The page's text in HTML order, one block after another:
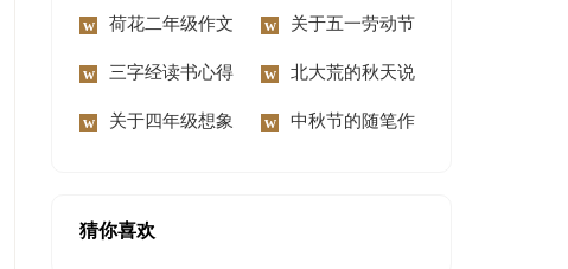
篇
节作文三篇
荷花二年级作文
300字锦集六篇
关于五一劳动节
慰问信范文汇编8篇
三字经读书心得
体会
北大荒的秋天说
课稿
关于四年级想象 中秋节的随笔作
猜你喜欢